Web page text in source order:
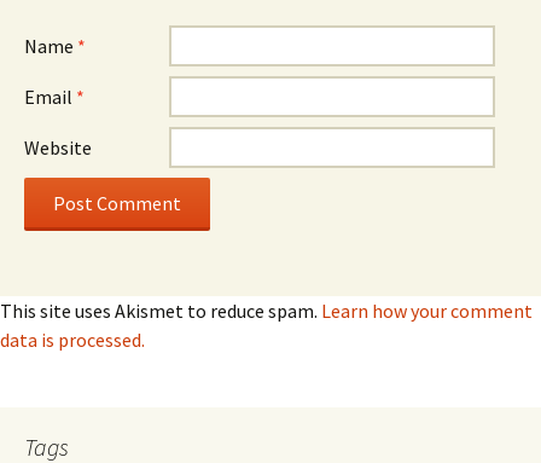
Name *
Email *
Website
This site uses Akismet to reduce spam. Learn how your comment
data is processed.
Tags